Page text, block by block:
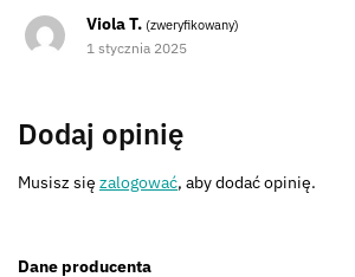
Viola T. (zweryfikowany)
1 stycznia 2025
Dodaj opinię
Musisz się zalogować, aby dodać opinię.
Dane producenta